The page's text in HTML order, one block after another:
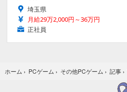
埼玉県
月給29万2,000円～36万円
正社員
ホーム › PCゲーム › その他PCゲーム › 記事 ›